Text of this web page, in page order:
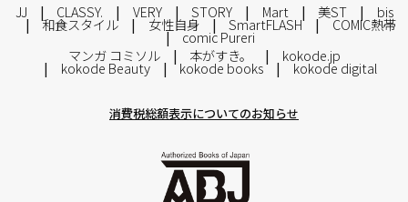
JJ CLASSY. VERY STORY Mart 美ST bis
和食スタイル 女性自身 SmartFLASH COMIC熱帯
comic Pureri
マンガ コミソル
本がすき。 kokode.jp
kokode Beauty kokode books kokode digital
消費税総額表示についてのお知らせ